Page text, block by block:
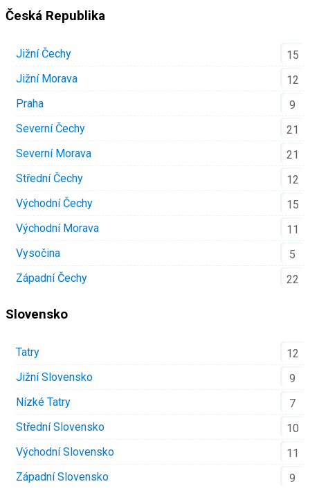
Česká Republika
Jižní Čechy
15
Jižní Morava
12
Praha
9
Severní Čechy
21
Severní Morava
21
Střední Čechy
12
Východní Čechy
15
Východní Morava
11
Vysočina
5
Západní Čechy
22
Slovensko
Tatry
12
Jižní Slovensko
9
Nízké Tatry
7
Střední Slovensko
10
Východní Slovensko
11
Západní Slovensko
9